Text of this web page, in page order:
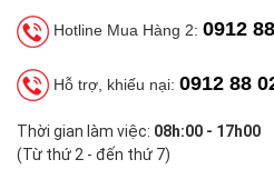
Hotline Mua Hàng 2: 0912
Hỗ trợ, khiếu nại: 0912 88
Thời gian làm việc: 08h:00 - 17h00
(Từ thứ 2 - đến thứ 7)